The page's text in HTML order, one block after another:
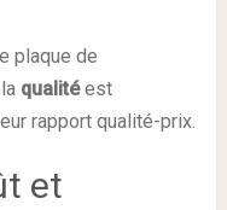
plaque de
qualitéest
rapport qualité-prix.
et